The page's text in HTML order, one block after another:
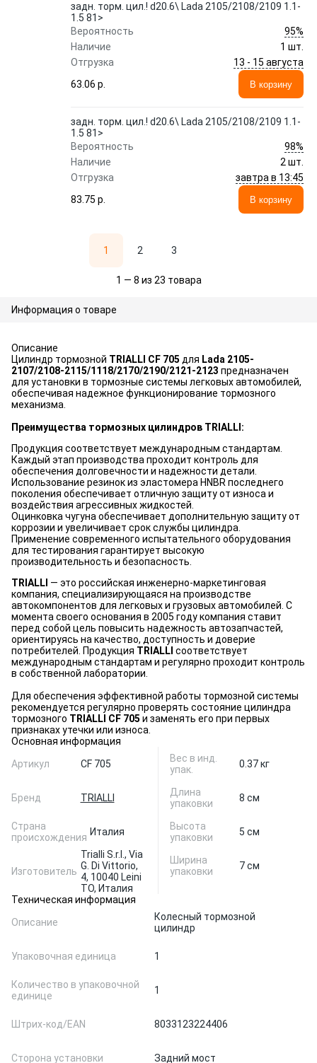
задн. торм. цил.! d20.6\ Lada 2105/2108/2109 1.1-
1.5 81>
Вероятность
95%
Наличие
1 шт.
Отгрузка
13 - 15 августа
63.06 p.
В корзину
задн. торм. цил.! d20.6\ Lada 2105/2108/2109 1.1-
1.5 81>
Вероятность
98%
Наличие
2 шт.
Отгрузка
завтра в 13:45
83.75 p.
В корзину
1 2 3
1 — 8 из 23 товара
Информация о товаре
Описание
Цилиндр тормозной TRIALLI CF 705 для Lada 2105-
2107/2108-2115/1118/2170/2190/2121-2123 предназначен
для установки в тормозные системы легковых автомобилей,
обеспечивая надежное функционирование тормозного
механизма.
Преимущества тормозных цилиндров TRIALLI:
Продукция соответствует международным стандартам.
Каждый этап производства проходит контроль для
обеспечения долговечности и надежности детали.
Использование резинок из эластомера HNBR последнего
поколения обеспечивает отличную защиту от износа и
воздействия агрессивных жидкостей.
Оцинковка чугуна обеспечивает дополнительную защиту от
коррозии и увеличивает срок службы цилиндра.
Применение современного испытательного оборудования
для тестирования гарантирует высокую
производительность и безопасность.
TRIALLI — это российская инженерно-маркетинговая
компания, специализирующаяся на производстве
автокомпонентов для легковых и грузовых автомобилей. С
момента своего основания в 2005 году компания ставит
перед собой цель повысить надежность автозапчастей,
ориентируясь на качество, доступность и доверие
потребителей. Продукция TRIALLI соответствует
международным стандартам и регулярно проходит контроль
в собственной лаборатории.
Для обеспечения эффективной работы тормозной системы
рекомендуется регулярно проверять состояние цилиндра
тормозного TRIALLI CF 705 и заменять его при первых
признаках утечки или износа.
Основная информация
Артикул
CF 705
Бренд TRIALLI
Страна
происхождения Италия
Изготовитель
Trialli S.r.l., Via
G. Di Vittorio,
4, 10040 Leini
TO, Италия
Вес в инд.
упак.
0.37 кг
Длина
упаковки
8 см
Высота
упаковки
5 см
Ширина
упаковки
7 см
Техническая информация
Описание
Колесный тормозной
цилиндр
Упаковочная единица 1
Количество в упаковочной
единице
1
Штрих-код/EAN 8033123224406
Сторона установки Задний мост